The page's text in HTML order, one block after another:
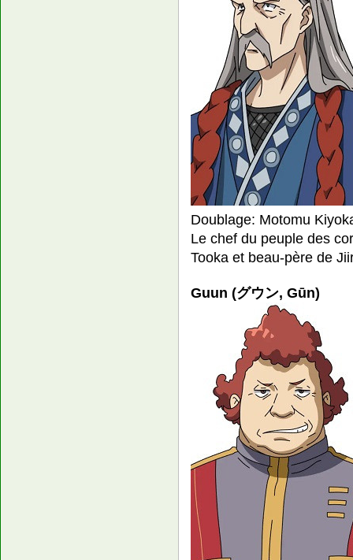
Doublage: Motomu
Le chef du peuple des
Tooka et beau-père de
Guun (グウン, Gūn)